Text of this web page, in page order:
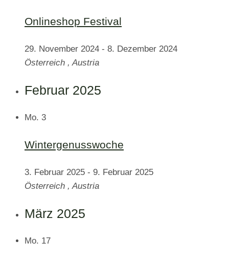
Onlineshop Festival
29. November 2024 - 8. Dezember 2024
Österreich , Austria
Februar 2025
Mo. 3
Wintergenusswoche
3. Februar 2025 - 9. Februar 2025
Österreich , Austria
März 2025
Mo. 17